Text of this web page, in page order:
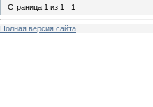
Страница 1 из 1 1
Полная версия сайта